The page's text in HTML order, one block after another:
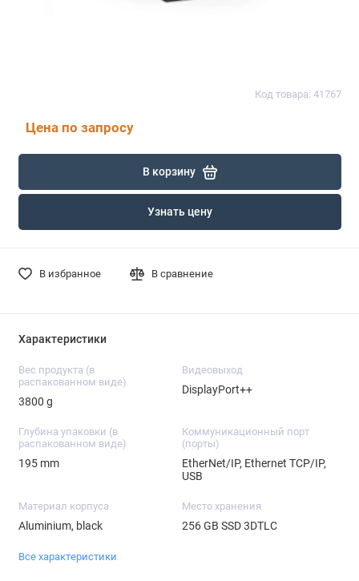
Код товара: 41767
Цена по запросу
В корзину
Узнать цену
В избранное В сравнение
Характеристики
Вес продукта (в
распакованном виде)
3800 g
Видеовыход
DisplayPort++
Глубина упаковки (в
распакованном виде)
195 mm
Коммуникационный порт
(порты)
EtherNet/IP, Ethernet TCP/IP,
USB
Материал корпуса
Aluminium, black
Место хранения
256 GB SSD 3DTLC
Все характеристики